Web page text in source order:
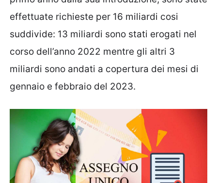
effettuate richieste per 16 miliardi cosi
suddivide: 13 miliardi sono stati erogati nel
corso dell’anno 2022 mentre gli altri 3
miliardi sono andati a copertura dei mesi di
gennaio e febbraio del 2023.